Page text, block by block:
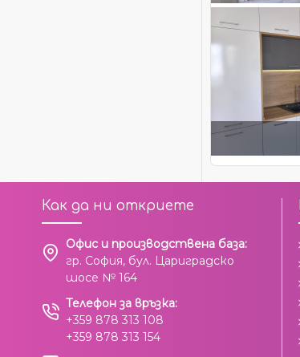
Как да ни откриете
Офис и производствена база:
гр. София, бул. Цариградско
шосе № 164
Телефон за връзка:
+359 878 313 108
+359 878 313 154